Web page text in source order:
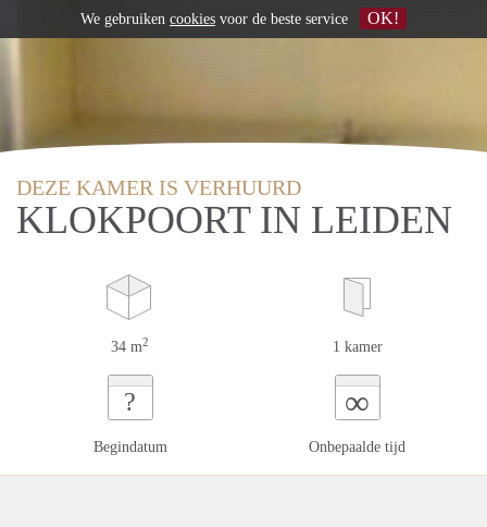
DEZE KAMER IS VERHUURD
KLOKPOORT IN LEIDEN
34 m2 1 kamer
?
Begindatum
∞
Onbepaalde tijd
We gebruiken cookies voor de beste service OK!